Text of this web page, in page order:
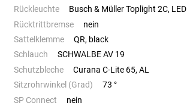
Rückleuchte
Busch & Müller Toplight 2C, LED
Rücktrittbremse
nein
Sattelklemme
QR, black
Schlauch
SCHWALBE AV 19
Schutzbleche
Curana C-Lite 65, AL
Sitzrohrwinkel (Grad)
73 °
SP Connect
nein